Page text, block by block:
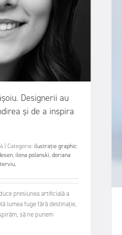
Designerii au
și de a inspira
Categorie: ilustrație graphic
, ilona polanski,doriana
,
presiunea artificială a
lumea fuge fără destinație,
să ne punem